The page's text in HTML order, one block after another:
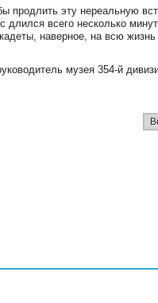
продлить эту нереальную
длился всего несколько
наверное, на всю жизнь
музея 354-й